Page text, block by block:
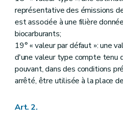
représentative des émissions
est associée à une filière
biocarburants;
19° « valeur par défaut »: une
d'une valeur type compte tenu
pouvant, dans des conditions
arrêté, être utilisée à la place
Art. 2.